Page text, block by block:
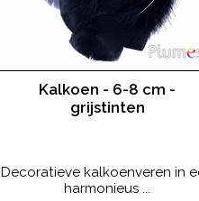
Kalkoen - 6-8 cm -
grijstinten
Decoratieve kalkoenveren in
harmonieus ...